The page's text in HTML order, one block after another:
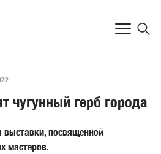
чугунный герб города
выставки, посвященной
мастеров.